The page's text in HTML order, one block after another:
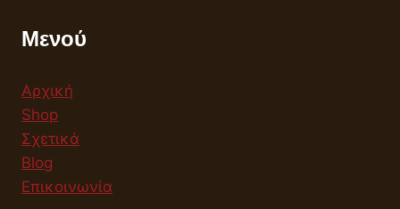
Μενού
Αρχική
Shop
Σχετικά
Blog
Επικοινωνία